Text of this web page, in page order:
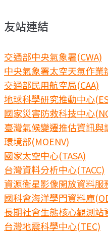
友站連結
交通部中央氣象署(CWA)
中央氣象署太空天氣作業
交通部民用航空局(CAA)
地球科學研究推動中心
國家災害防救科技中心
臺灣氣候變遷推估資訊與
環境部(MOENV)
國家太空中心(TASA)
台灣資料分析中心(TACC)
資源衛星影像開放資料服
國科會海洋學門資料庫
長期社會生態核心觀測站
台灣地震科學中心(TEC)